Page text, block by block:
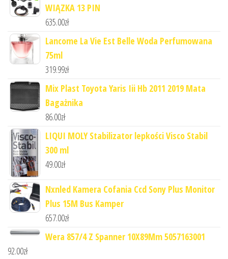
WIĄZKA 13 PIN
635.00zł
Lancome La Vie Est Belle Woda Perfumowana
75ml
319.99zł
Mix Plast Toyota Yaris Iii Hb 2011 2019 Mata
Bagażnika
86.00zł
LIQUI MOLY Stabilizator lepkości Visco Stabil
300 ml
49.00zł
Nxnled Kamera Cofania Ccd Sony Plus Monitor
Plus 15M Bus Kamper
657.00zł
Wera 857/4 Z Spanner 10X89Mm 5057163001
92.00zł